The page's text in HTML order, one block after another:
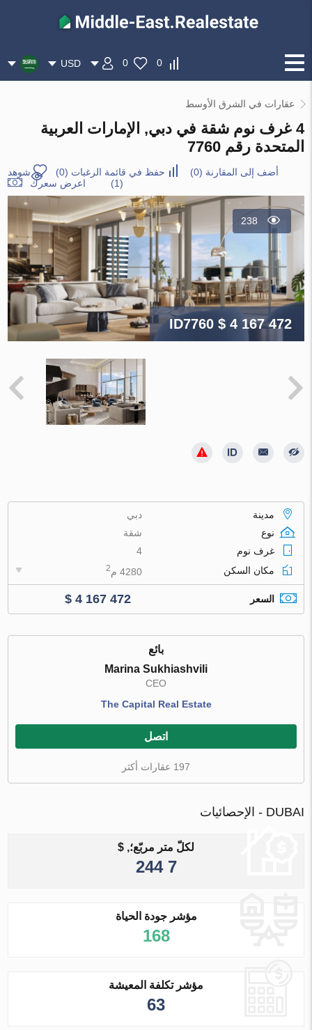
0
0
USD
عقارات في الشرق الأوسط
4 غرف نوم شقة في دبي, الإمارات العربية
المتحدة رقم 7760
أضف إلى المقارنة (
0
) حفظ في قائمة الرغبات (
0
)
شوهد
(1)
اعرض سعرك
238
ID7760$ 4 167 472
مدينة
دبي
نوع
شقة
غرف نوم
4
مكان السكن
4280 م 2
السعر $ 4 167 472
بائع
Marina Sukhiashvili
CEO
The Capital Real Estate
اتصل
197 عقارات أكثر
DUBAI - الإحصائيات
لكلّ متر مربّع؛, $
7 244
مؤشر جودة الحياة
168
مؤشر تكلفة المعيشة
63